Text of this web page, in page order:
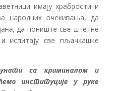
имају храбрости и
народних очекивања, да
да пониште све штетне
испитају све пљачкашке
са криминалом и
институције у руке